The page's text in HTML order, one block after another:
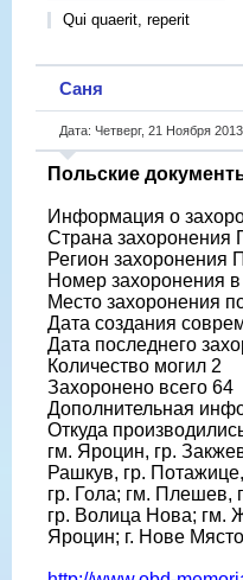
Qui quaerit, reperit
Саня
Дата: Четверг, 21 Ноября
Польские
Информация о
Страна захоронения
Регион захоронения
Номер захоронения
Место захоронения
Дата создания
Дата последнего
Количество могил 2
Захоронено всего 64
Дополнительная
Откуда
гм. Яроцин, гр.
Рашкув, гр.
гр. Гола; гм. Плешев,
гр. Волица Нова; гм.
Яроцин; г. Нове Място